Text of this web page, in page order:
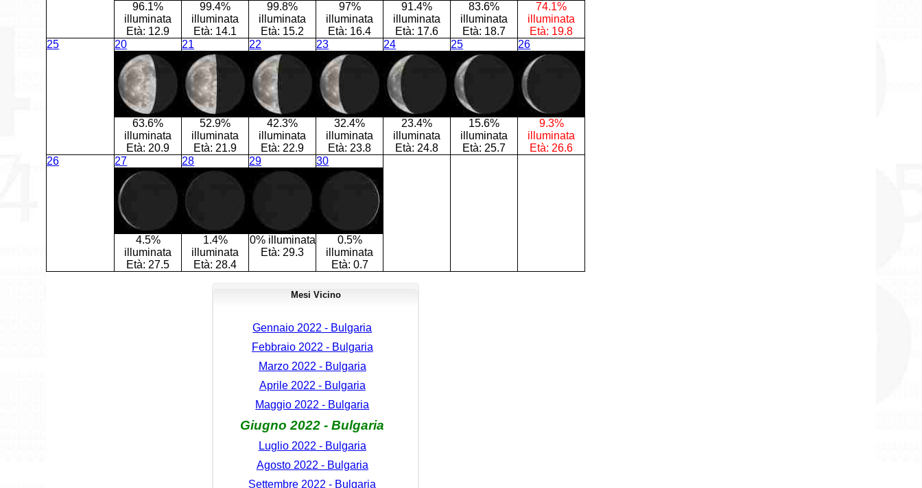
96.1%
illuminata
Età: 12.9
99.4%
illuminata
Età: 14.1
99.8%
illuminata
Età: 15.2
97%
illuminata
Età: 16.4
91.4%
illuminata
Età: 17.6
83.6%
illuminata
Età: 18.7
74.1%
illuminata
Età: 19.8
25
20
63.6%
illuminata
Età: 20.9
21
52.9%
illuminata
Età: 21.9
22
42.3%
illuminata
Età: 22.9
23
32.4%
illuminata
Età: 23.8
24
23.4%
illuminata
Età: 24.8
25
15.6%
illuminata
Età: 25.7
26
9.3%
illuminata
Età: 26.6
26
27
4.5%
illuminata
Età: 27.5
28
1.4%
illuminata
Età: 28.4
29
0% illuminata
Età: 29.3
30
0.5%
illuminata
Età: 0.7
Mesi Vicino
Gennaio 2022 - Bulgaria
Febbraio 2022 - Bulgaria
Marzo 2022 - Bulgaria
Aprile 2022 - Bulgaria
Maggio 2022 - Bulgaria
Giugno 2022 - Bulgaria
Luglio 2022 - Bulgaria
Agosto 2022 - Bulgaria
Settembre 2022 - Bulgaria